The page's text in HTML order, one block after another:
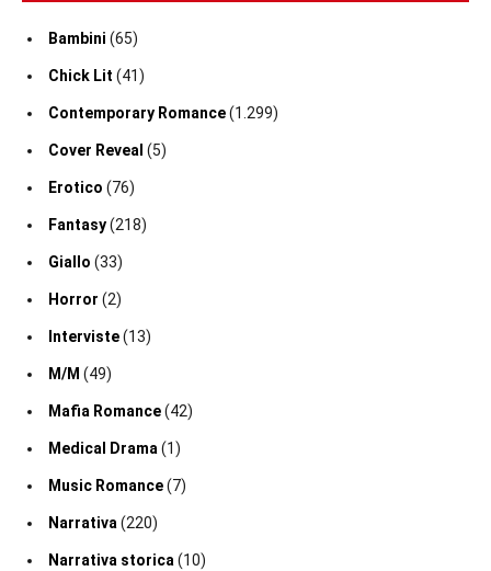
Bambini (65)
Chick Lit (41)
Contemporary Romance(1.299)
Cover Reveal (5)
Erotico (76)
Fantasy(218)
Giallo (33)
Horror (2)
Interviste(13)
M/M (49)
Mafia Romance(42)
Medical Drama (1)
Music Romance(7)
Narrativa (220)
Narrativa storica (10)